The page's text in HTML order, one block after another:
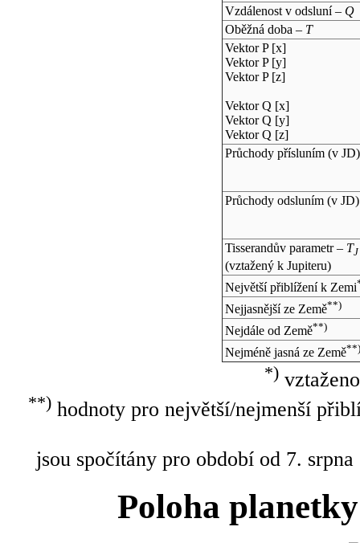
Vzdálenost v odsluní – Q
Oběžná doba – T
Vektor P [x]
Vektor P [y]
Vektor P [z]
Vektor Q [x]
Vektor Q [y]
Vektor Q [z]
Průchody přísluním (v JD)
Průchody odsluním (v JD)
Tisserandův parametr – TJ
(vztažený k Jupiteru)
Největší přiblížení k Zemi
Nejjasnější ze Země**)
Nejdále od Země**)
Nejméně jasná ze Země**)
*)
**)hodnoty pro největší/nejmenší
jsou spočítány pro období od 7.
Poloha